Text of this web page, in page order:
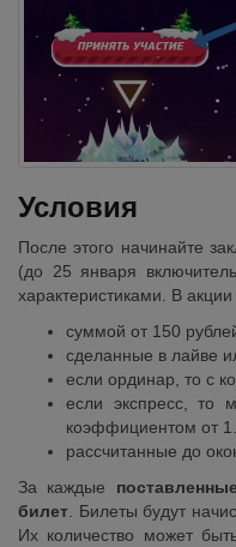
Условия
После этого начинайте
(до 25 января
характеристиками. В
суммой от 150
сделанные в лайве
если ординар, то с
если экспресс, то
коэффициентом от
рассчитанные до
За каждые
билет . Билеты будут
Их количество может